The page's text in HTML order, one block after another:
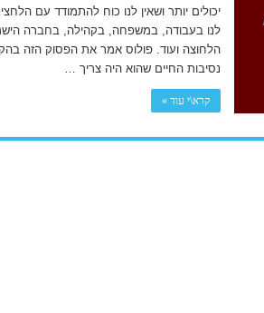
יכולים יותר ושאין לנו כוח להתמודד עם
לנו בעבודה, במשפחה, בקהילה, בחברה
הלחוצה ועוד. פולוס אמר את הפסוק הזה
נסיבות החיים שהוא היה צריך …
קרא\י עוד »